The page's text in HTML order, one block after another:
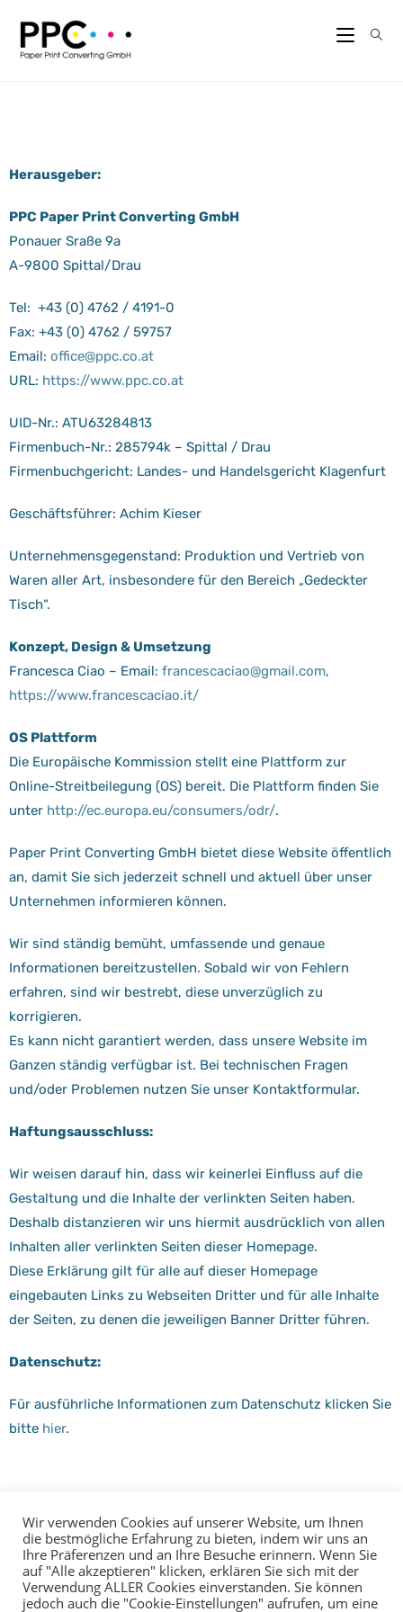
Herausgeber:
PPC Paper Print Converting GmbH
Ponauer Sraße 9a
A-9800 Spittal/Drau
Tel: +43 (0) 4762 / 4191-0
Fax: +43 (0) 4762 / 59757
Email: office@ppc.co.at
URL: https://www.ppc.co.at
UID-Nr.: ATU63284813
Firmenbuch-Nr.: 285794k – Spittal / Drau
Firmenbuchgericht: Landes- und Handelsgericht Klagenfurt
Geschäftsführer: Achim Kieser
Unternehmensgegenstand: Produktion und Vertrieb von
Waren aller Art, insbesondere für den Bereich „Gedeckter
Tisch“.
Konzept, Design & Umsetzung
Francesca Ciao – Email: francescaciao@gmail.com,
https://www.francescaciao.it/
OS Plattform
Die Europäische Kommission stellt eine Plattform zur
Online-Streitbeilegung (OS) bereit. Die Plattform finden Sie
unter http://ec.europa.eu/consumers/odr/.
Paper Print Converting GmbH bietet diese Website öffentlich
an, damit Sie sich jederzeit schnell und aktuell über unser
Unternehmen informieren können.
Wir sind ständig bemüht, umfassende und genaue
Informationen bereitzustellen. Sobald wir von Fehlern
erfahren, sind wir bestrebt, diese unverzüglich zu
korrigieren.
Es kann nicht garantiert werden, dass unsere Website im
Ganzen ständig verfügbar ist. Bei technischen Fragen
und/oder Problemen nutzen Sie unser Kontaktformular.
Haftungsausschluss:
Wir weisen darauf hin, dass wir keinerlei Einfluss auf die
Gestaltung und die Inhalte der verlinkten Seiten haben.
Deshalb distanzieren wir uns hiermit ausdrücklich von allen
Inhalten aller verlinkten Seiten dieser Homepage.
Diese Erklärung gilt für alle auf dieser Homepage
eingebauten Links zu Webseiten Dritter und für alle Inhalte
der Seiten, zu denen die jeweiligen Banner Dritter führen.
Datenschutz:
Für ausführliche Informationen zum Datenschutz klicken Sie
bitte hier.
Kontakte LinkedIn
Wir verwenden Cookies auf unserer Website, um Ihnen
die bestmögliche Erfahrung zu bieten, indem wir uns an
Ihre Präferenzen und an Ihre Besuche erinnern. Wenn Sie
auf "Alle akzeptieren" klicken, erklären Sie sich mit der
Verwendung ALLER Cookies einverstanden. Sie können
jedoch auch die "Cookie-Einstellungen" aufrufen, um eine